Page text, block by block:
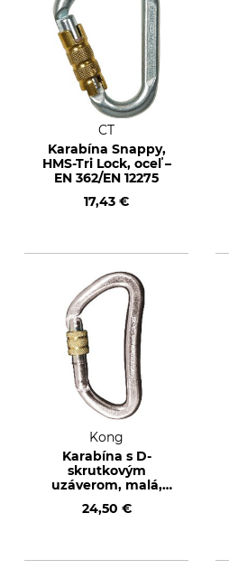
CT
Karabína Snappy,
HMS-Tri Lock, oceľ –
EN 362/EN 12275
17,43 €
Kong
Karabína s D-
skrutkovým
uzáverom, malá,
24,50 €